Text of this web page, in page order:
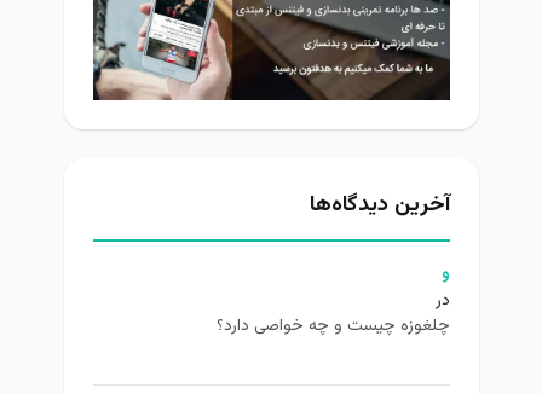
آخرین دیدگاه‌ها
و
در
چلغوزه چیست و چه خواصی دارد؟